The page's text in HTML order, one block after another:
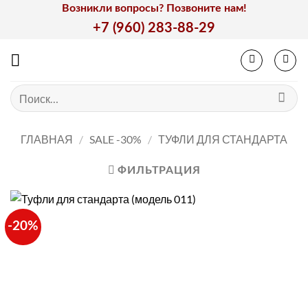
Возникли вопросы? Позвоните нам!
+7 (960) 283-88-29
Искать:
ГЛАВНАЯ / SALE -30% / ТУФЛИ ДЛЯ СТАНДАРТА
ФИЛЬТРАЦИЯ
-20%